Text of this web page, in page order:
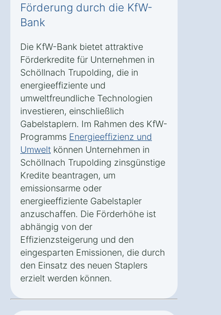
Förderung durch die KfW-
Bank
Die KfW-Bank bietet attraktive
Förderkredite für Unternehmen in
Schöllnach Trupolding, die in
energieeffiziente und
umweltfreundliche Technologien
investieren, einschließlich
Gabelstaplern. Im Rahmen des KfW-
Programms Energieeffizienz und
Umwelt können Unternehmen in
Schöllnach Trupolding zinsgünstige
Kredite beantragen, um
emissionsarme oder
energieeffiziente Gabelstapler
anzuschaffen. Die Förderhöhe ist
abhängig von der
Effizienzsteigerung und den
eingesparten Emissionen, die durch
den Einsatz des neuen Staplers
erzielt werden können.